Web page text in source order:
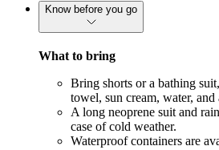
Know before you go
What to bring
Bring shorts or a bathing
towel, sun cream, water, and
A long neoprene suit and
case of cold weather.
Waterproof containers are